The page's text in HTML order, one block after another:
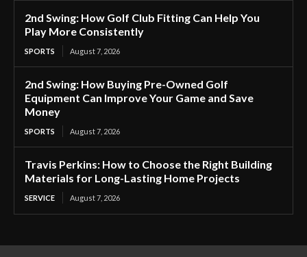
2nd Swing: How Golf Club Fitting Can Help You
Play More Consistently
SPORTS August 7, 2026
2nd Swing: How Buying Pre-Owned Golf
Equipment Can Improve Your Game and Save
Money
SPORTS August 7, 2026
Travis Perkins: How to Choose the Right Building
Materials for Long-Lasting Home Projects
SERVICE August 7, 2026